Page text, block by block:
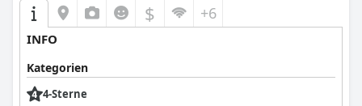
$ +6
INFO
Kategorien
4-Sterne